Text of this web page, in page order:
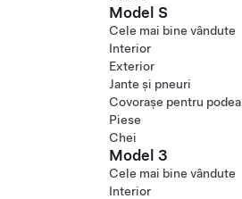
Model S
Cele mai bine vândute
Interior
Exterior
Jante și pneuri
Covorașe pentru podea
Piese
Chei
Model 3
Cele mai bine vândute
Interior